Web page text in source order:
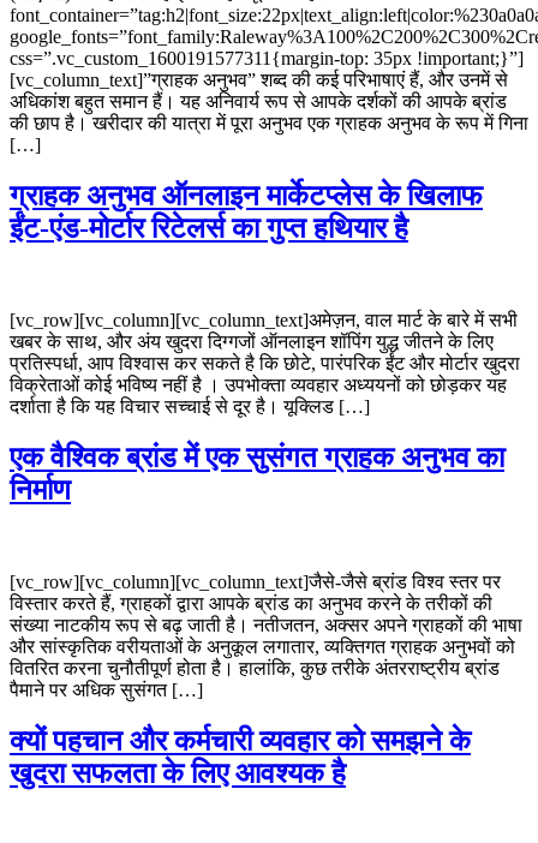
css=”.vc_custom_1600191577311{margin-top: 35px !important;}”]
[vc_column_text]”ग्राहक अनुभव” शब्द की कई परिभाषाएं हैं, और उनमें से
अधिकांश बहुत समान हैं। यह अनिवार्य रूप से आपके दर्शकों की आपके ब्रांड
की छाप है। खरीदार की यात्रा में पूरा अनुभव एक ग्राहक अनुभव के रूप में गिना
[…]
ग्राहक अनुभव ऑनलाइन मार्केटप्लेस के खिलाफ
ईंट-एंड-मोर्टार रिटेलर्स का गुप्त हथियार है
[vc_row][vc_column][vc_column_text]अमेज़न, वाल मार्ट के बारे में सभी
खबर के साथ, और अंय खुदरा दिग्गजों ऑनलाइन शॉपिंग युद्ध जीतने के लिए
प्रतिस्पर्धा, आप विश्वास कर सकते है कि छोटे, पारंपरिक ईंट और मोर्टार खुदरा
विक्रेताओं कोई भविष्य नहीं है । उपभोक्ता व्यवहार अध्ययनों को छोड़कर यह
दर्शाता है कि यह विचार सच्चाई से दूर है। यूक्लिड […]
एक वैश्विक ब्रांड में एक सुसंगत ग्राहक अनुभव का
निर्माण
[vc_row][vc_column][vc_column_text]जैसे-जैसे ब्रांड विश्व स्तर पर
विस्तार करते हैं, ग्राहकों द्वारा आपके ब्रांड का अनुभव करने के तरीकों की
संख्या नाटकीय रूप से बढ़ जाती है। नतीजतन, अक्सर अपने ग्राहकों की भाषा
और सांस्कृतिक वरीयताओं के अनुकूल लगातार, व्यक्तिगत ग्राहक अनुभवों को
वितरित करना चुनौतीपूर्ण होता है। हालांकि, कुछ तरीके अंतरराष्ट्रीय ब्रांड
पैमाने पर अधिक सुसंगत […]
क्यों पहचान और कर्मचारी व्यवहार को समझने के
खुदरा सफलता के लिए आवश्यक है